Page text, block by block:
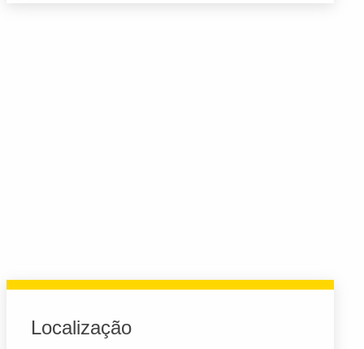
Localização